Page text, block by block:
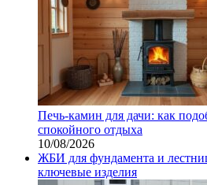
Печь-камин для дачи: как
спокойного отдыха
10/08/2026
ЖБИ для фундамента и
ключевые изделия